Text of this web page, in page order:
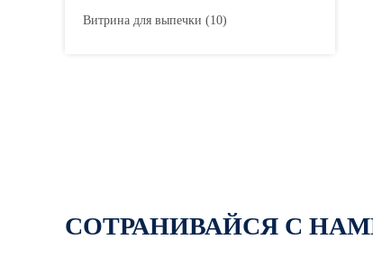
Витрина для выпечки (10)
СОТРАНИВАЙСЯ С